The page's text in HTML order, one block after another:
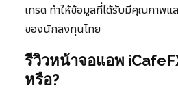
เทรด ทำให้ข้อมูลที่ได้รับมีคุณภาพแ
ของนักลงทุนไทย
รีวิวหน้าจอแอพ
หรือ?